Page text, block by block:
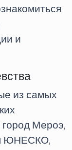
и
из самых
Мероэ,
ЮНЕСКО,